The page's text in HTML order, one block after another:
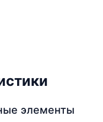
элементы